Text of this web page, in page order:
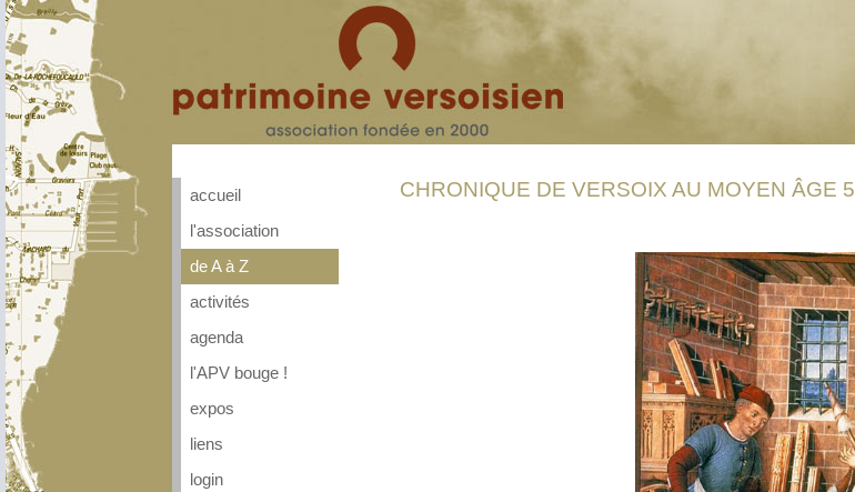
accueil
l'association
de A à Z
activités
agenda
l'APV bouge !
expos
liens
login
CHRONIQUE DE VERSOIX AU MOYEN ÂGE 5